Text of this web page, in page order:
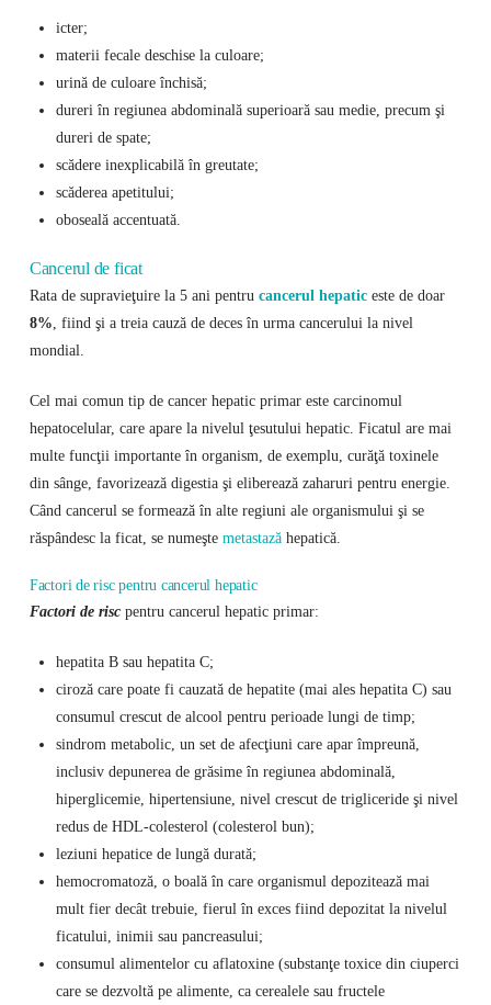
icter;
materii fecale deschise la culoare;
urină de culoare închisă;
dureri în regiunea abdominală superioară sau medie, precum şi
dureri de spate;
scădere inexplicabilă în greutate;
scăderea apetitului;
oboseală accentuată.
Cancerul de ficat
Rata de supravieţuire la 5 ani pentru cancerul hepaticeste de doar
8% , fiind şi a treia cauză de deces în urma cancerului la nivel
mondial.
Cel mai comun tip de cancer hepatic primar este carcinomul
hepatocelular, care apare la nivelul ţesutului hepatic. Ficatul are mai
multe funcţii importante în organism, de exemplu, curăţă toxinele
din sânge, favorizează digestia şi eliberează zaharuri pentru energie.
Când cancerul se formează în alte regiuni ale organismului şi se
răspândesc la ficat, se numeşte metastazăhepatică.
Factori de risc pentru cancerul hepatic
Factori de riscpentru cancerul hepatic primar:
hepatita B sau hepatita C;
ciroză care poate fi cauzată de hepatite (mai ales hepatita C) sau
consumul crescut de alcool pentru perioade lungi de timp;
sindrom metabolic, un set de afecţiuni care apar împreună,
inclusiv depunerea de grăsime în regiunea abdominală,
hiperglicemie, hipertensiune, nivel crescut de trigliceride şi nivel
redus de HDL-colesterol (colesterol bun);
leziuni hepatice de lungă durată;
hemocromatoză, o boală în care organismul depozitează mai
mult fier decât trebuie, fierul în exces fiind depozitat la nivelul
ficatului, inimii sau pancreasului;
consumul alimentelor cu aflatoxine (substanţe toxice din ciuperci
care se dezvoltă pe alimente, ca cerealele sau fructele